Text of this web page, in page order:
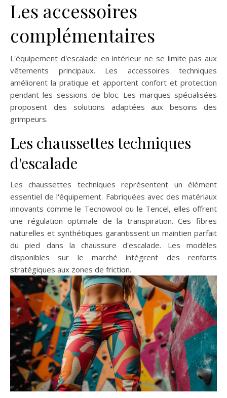
Les accessoires
complémentaires
L'équipement d'escalade en intérieur ne se limite pas aux
vêtements principaux. Les accessoires techniques
améliorent la pratique et apportent confort et protection
pendant les sessions de bloc. Les marques spécialisées
proposent des solutions adaptées aux besoins des
grimpeurs.
Les chaussettes techniques
d'escalade
Les chaussettes techniques représentent un élément
essentiel de l'équipement. Fabriquées avec des matériaux
innovants comme le Tecnowool ou le Tencel, elles offrent
une régulation optimale de la transpiration. Ces fibres
naturelles et synthétiques garantissent un maintien parfait
du pied dans la chaussure d'escalade. Les modèles
disponibles sur le marché intègrent des renforts
stratégiques aux zones de friction.